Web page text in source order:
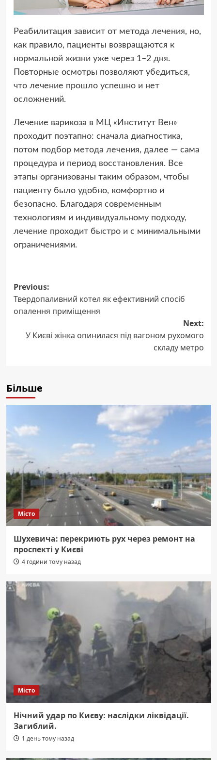
Реабилитация зависит от метода лечения, но,
как правило, пациенты возвращаются к
нормальной жизни уже через 1–2 дня.
Повторные осмотры позволяют убедиться,
что лечение прошло успешно и нет
осложнений.
Лечение варикоза в МЦ «Институт Вен»
проходит поэтапно: сначала диагностика,
потом подбор метода лечения, далее — сама
процедура и период восстановления. Все
этапы организованы таким образом, чтобы
пациенту было удобно, комфортно и
безопасно. Благодаря современным
технологиям и индивидуальному подходу,
лечение проходит быстро и с минимальными
ограничениями.
Post
navigation
Previous:
Твердопаливний котел як ефективний спосіб
опалення приміщення
Next:
У Києві жінка опинилася під вагоном рухомого
складу метро
Більше
Місто
Шухевича: перекриють рух через ремонт на
проспекті у Києві
4 години тому назад
Місто
Нічний удар по Києву: наслідки ліквідації.
Загиблий.
1 день тому назад